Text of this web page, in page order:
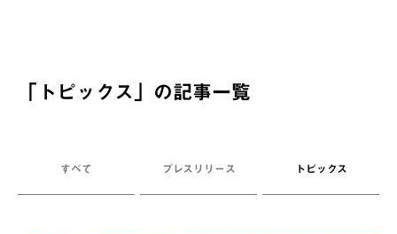
「 トピックス 」の記事一覧
すべて プレスリリース トピックス